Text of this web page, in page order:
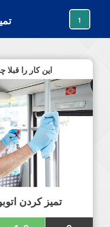
1
این کار را قبلا
تمیز کردن